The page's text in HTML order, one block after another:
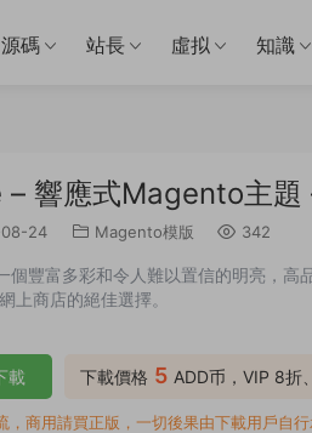
源碼 站長 虛拟 知識
– 響應式Magento主題
24 Magento模版 342
個豐富多彩和令人難以置信的明亮，
上商店的絕佳選擇。
下載價格 5 ADD币，VIP 8折
載
，商用請買正版，一切後果由下載用戶自